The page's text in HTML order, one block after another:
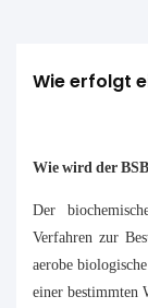
Wie erfolgt
Wie wird der BSB
Der
Verfahren zur
aerobe
einer bestimmten